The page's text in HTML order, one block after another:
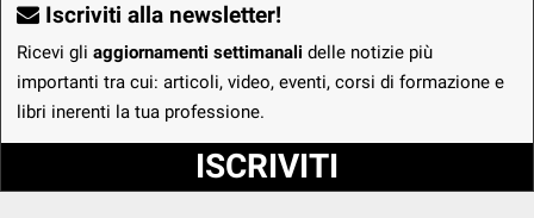
Iscriviti alla newsletter!
Ricevi gli aggiornamenti settimanali delle notizie più
importanti tra cui: articoli, video, eventi, corsi di formazione e
libri inerenti la tua professione.
ISCRIVITI